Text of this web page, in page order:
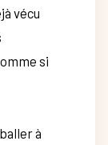
vécu
si
à